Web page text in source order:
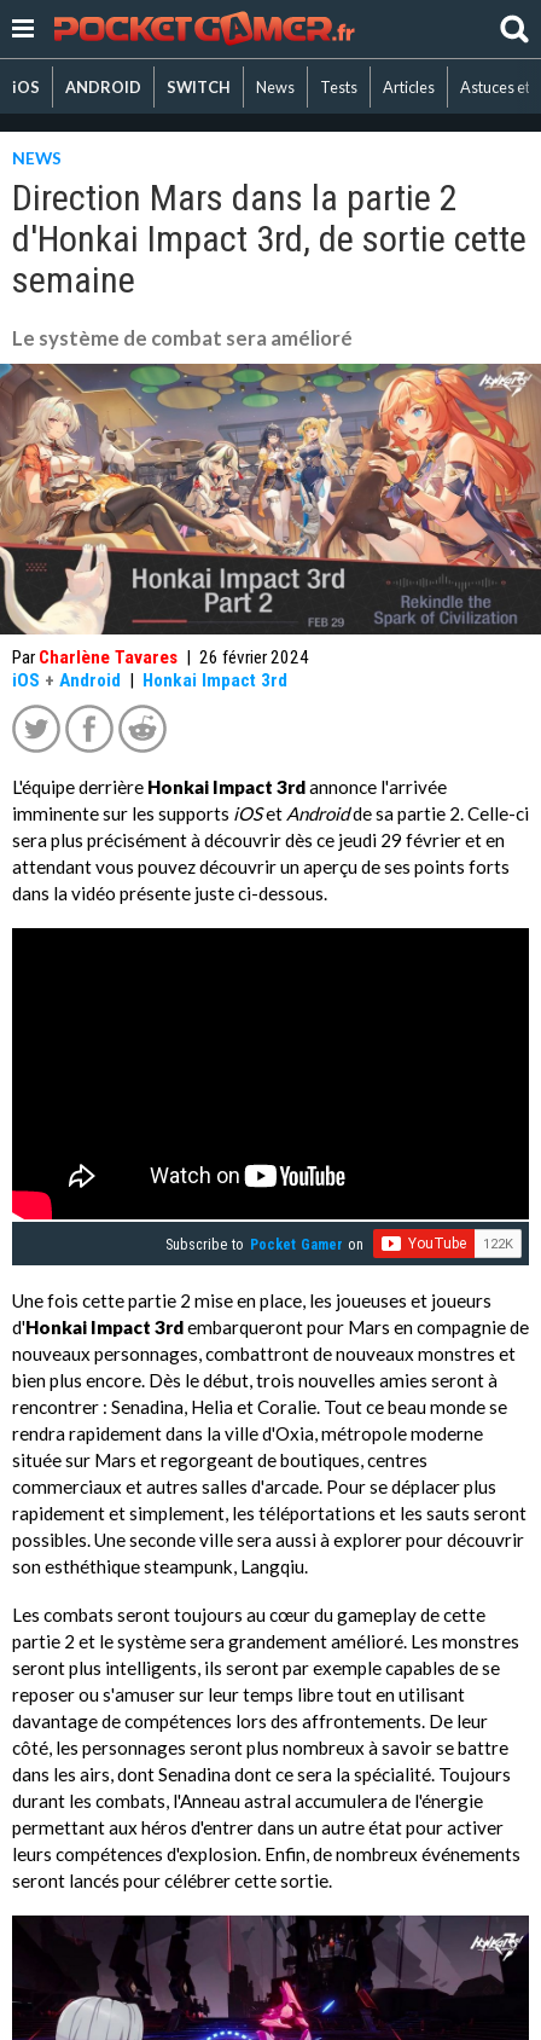
iOS ANDROID SWITCH News Tests Articles Astuces et
NEWS
Direction Mars dans la partie 2
d'Honkai Impact 3rd, de sortie cette
semaine
Le système de combat sera amélioré
Par Charlène Tavares | 26 février 2024
iOS + Android | Honkai Impact 3rd
L'équipe derrière Honkai Impact 3rdannonce l'arrivée
imminente sur les supports iOSet Androidde sa partie 2. Celle-ci
sera plus précisément à découvrir dès ce jeudi 29 février et en
attendant vous pouvez découvrir un aperçu de ses points forts
dans la vidéo présente juste ci-dessous.
Subscribe to Pocket Gamer on
Une fois cette partie 2 mise en place, les joueuses et joueurs
d'Honkai Impact 3rdembarqueront pour Mars en compagnie de
nouveaux personnages, combattront de nouveaux monstres et
bien plus encore. Dès le début, trois nouvelles amies seront à
rencontrer : Senadina, Helia et Coralie. Tout ce beau monde se
rendra rapidement dans la ville d'Oxia, métropole moderne
située sur Mars et regorgeant de boutiques, centres
commerciaux et autres salles d'arcade. Pour se déplacer plus
rapidement et simplement, les téléportations et les sauts seront
possibles. Une seconde ville sera aussi à explorer pour découvrir
son esthéthique steampunk, Langqiu.
Les combats seront toujours au cœur du gameplay de cette
partie 2 et le système sera grandement amélioré. Les monstres
seront plus intelligents, ils seront par exemple capables de se
reposer ou s'amuser sur leur temps libre tout en utilisant
davantage de compétences lors des affrontements. De leur
côté, les personnages seront plus nombreux à savoir se battre
dans les airs, dont Senadina dont ce sera la spécialité. Toujours
durant les combats, l'Anneau astral accumulera de l'énergie
permettant aux héros d'entrer dans un autre état pour activer
leurs compétences d'explosion. Enfin, de nombreux événements
seront lancés pour célébrer cette sortie.